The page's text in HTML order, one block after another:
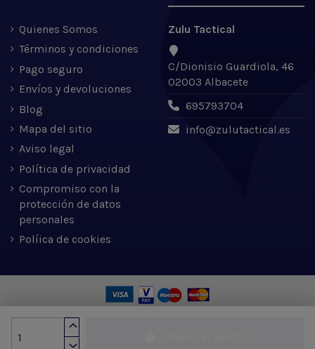
Quienes Somos
Términos y condiciones
Pago seguro
Envíos y devoluciones
Blog
Mapa del sitio
Aviso legal
Política de privacidad
Compromiso con la
protección de datos
personales
Políica de cookies
Zulu Tactical
C/Dionisio Guardiola, 46
02003 Albacete
695793704
info@zulutactical.es
Zulu Tactical S.L. © 2022 | Desarrollado por Expertic